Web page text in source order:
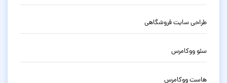
طراحی سایت فروشگاهی
سئو ووکامرس
هاست ووکامرس